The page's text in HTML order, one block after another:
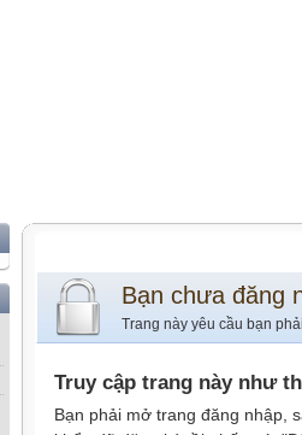
Bạn chưa đăng
Trang này yêu cầu bạn
Truy cập trang này như
Bạn phải mở trang đăng nhập,